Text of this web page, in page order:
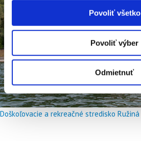
Povoliť všetko
Povoliť výber
Odmietnuť
Doškoľovacie a rekreačné stredisko Ružiná